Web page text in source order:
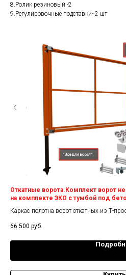
8.Ролик резиновый -2
9.Регулировочные подставки- 2 шт
Откатные ворота.Комплект ворот
на комплекте ЭКО с тумбой под
Каркас полотна ворот откатных из Т-
66 500 руб.